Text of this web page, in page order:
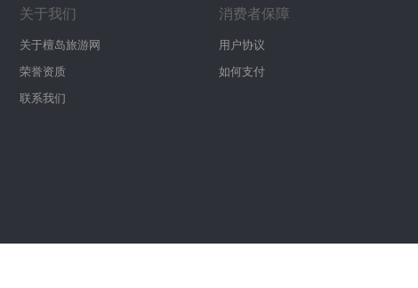
关于我们
关于檀岛旅游网
荣誉资质
联系我们
消费者保障
用户协议
如何支付